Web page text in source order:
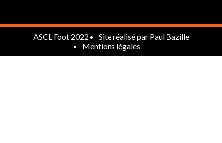
ASCL Foot 2022 Site réalisé par Paul Bazille
Mentions légales